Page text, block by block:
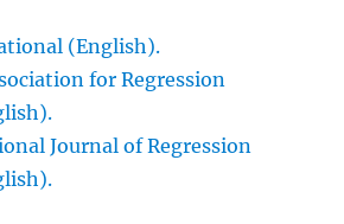
(English).
for Regression
Journal of Regression